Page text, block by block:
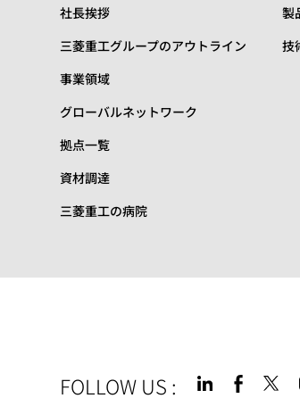
社長挨拶
三菱重工グループのアウトライン
事業領域
グローバルネットワーク
拠点一覧
資材調達
三菱重工の病院
製
技
FOLLOW US :